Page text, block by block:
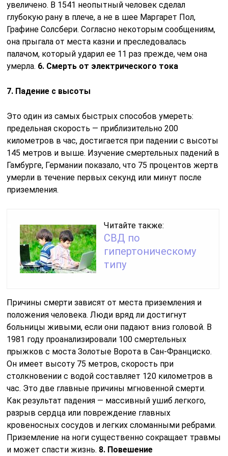
увеличено. В 1541 неопытный человек сделал
глубокую рану в плече, а не в шее Маргарет Пол,
Графине Солсбери. Согласно некоторым сообщениям,
она прыгала от места казни и преследовалась
палачом, который ударил ее 11 раз прежде, чем она
умерла. 6. Смерть от электрического тока
7. Падение с высоты
Это один из самых быстрых способов умереть:
предельная скорость — приблизительно 200
километров в час, достигается при падении с высоты
145 метров и выше. Изучение смертельных падений в
Гамбурге, Германии показало, что 75 процентов жертв
умерли в течение первых секунд или минут после
приземления.
Читайте также:
СВД по
гипертоническому
типу
Причины смерти зависят от места приземления и
положения человека. Люди вряд ли достигнут
больницы живыми, если они падают вниз головой. В
1981 году проанализировали 100 смертельных
прыжков с моста Золотые Ворота в Сан-Франциско.
Он имеет высоту 75 метров, скорость при
столкновении с водой составляет 120 километров в
час. Это две главные причины мгновенной смерти.
Как результат падения — массивный ушиб легкого,
разрыв сердца или повреждение главных
кровеносных сосудов и легких сломанными ребрами.
Приземление на ноги существенно сокращает травмы
и может спасти жизнь. 8. Повешение